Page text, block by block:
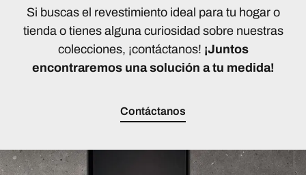
Si buscas el revestimiento ideal para tu hogar o
tienda o tienes alguna curiosidad sobre nuestras
colecciones, ¡contáctanos! ¡Juntos
encontraremos una solución a tu medida!
Contáctanos